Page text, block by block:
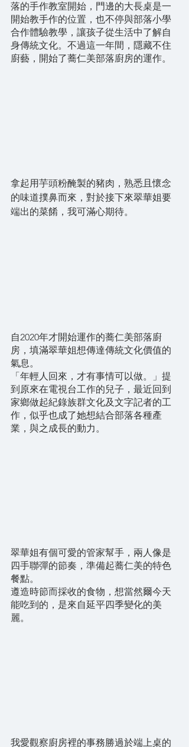
落的手作教室開始，門邊的大長桌是一
開始教手作的位置，也不停與部落小學
合作體驗教學，讓孩子從生活中了解自
身傳統文化。不過這一年間，隱藏不住
廚藝，開始了蕎仁美部落廚房的運作。
拿起用芋頭粉醃製的豬肉，熟悉且懷念
的味道撲鼻而來，對於接下來翠華姐要
端出的菜餚，我可滿心期待。
自2020年才開始運作的蕎仁美部落廚
房，填滿翠華姐想傳達傳統文化價值的
氣息。
「年輕人回來，才有事情可以做。」提
到原來在電視台工作的兒子，最近回到
家鄉做起紀錄族群文化及文字記者的工
作，似乎也成了她想結合部落各種產
業，與之成長的動力。
翠華姐有個可愛的管家幫手，兩人像是
四手聯彈的節奏，準備起蕎仁美的特色
餐點。
遵造時節而採收的食物，想當然爾今天
能吃到的，是來自延平四季變化的美
麗。
我愛觀察廚房裡的事務勝過於端上桌的